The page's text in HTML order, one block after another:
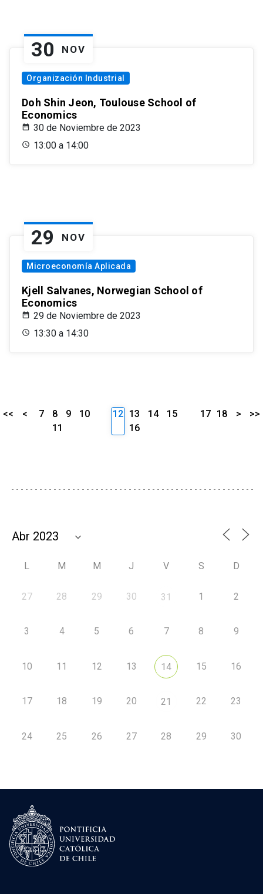
30 NOV
Organización Industrial
Doh Shin Jeon, Toulouse School of
Economics
30 de Noviembre de 2023
13:00 a 14:00
29 NOV
Microeconomía Aplicada
Kjell Salvanes, Norwegian School of
Economics
29 de Noviembre de 2023
13:30 a 14:30
<< < 7 8 9
10
11
12 13 14
15
16
17 18 > >>
L M M J V S D
27 28 29 30 31 1 2
3 4 5 6 7 8 9
10 11 12 13 14 15 16
17 18 19 20 21 22 23
24 25 26 27 28 29 30